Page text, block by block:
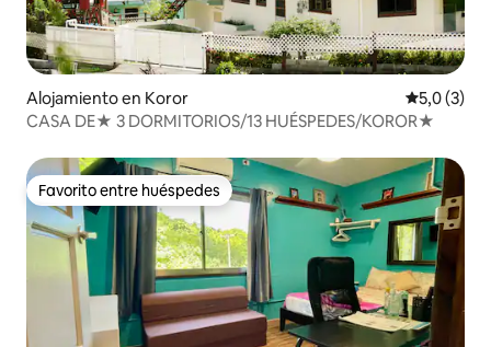
Alojamiento en Koror
5,0 (3)
CASA DE★ 3 DORMITORIOS/13 HUÉSPEDES/KOROR★
Favorito entre huéspedes
Favorito entre huéspedes